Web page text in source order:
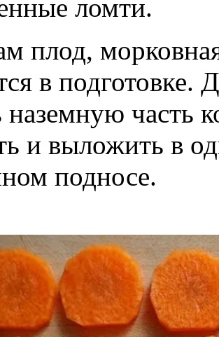
ломти.
плод,
в подготовке.
часть
и выложить в
подносе.